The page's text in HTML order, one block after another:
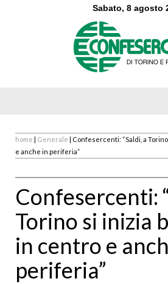
Sabato, 8 agosto
home | Generale | Confesercenti: “Saldi, a
e anche in periferia”
Confesercenti:
Torino si inizia
in centro e
periferia”